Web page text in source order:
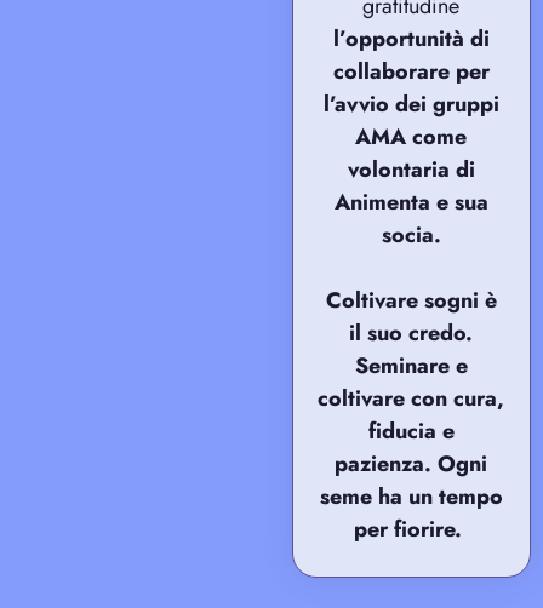
l’opportunità di
collaborare per
l’avvio dei gruppi
AMA come
volontaria di
Animenta e sua
socia.
Coltivare sogni è
il suo credo.
Seminare e
coltivare con cura,
fiducia e
pazienza. Ogni
seme ha un tempo
per fiorire.